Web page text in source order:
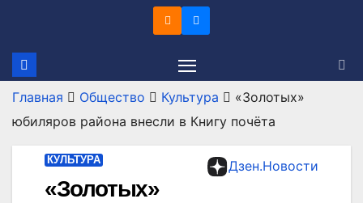
содержимому
Главная Общество Культура
«Золотых»
юбиляров района внесли в Книгу почёта
Дзен.Новости
КУЛЬТУРА
«Золотых»